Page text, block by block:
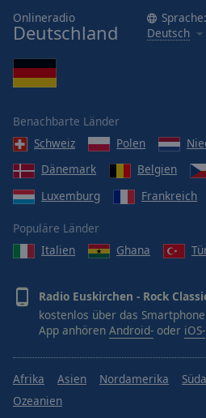
Onlineradio
Deutschland
Sprache:
Deutsch
Benachbarte Länder
Schweiz
Polen
Dänemark
Belgien
Luxemburg
Frankreich
Populäre Länder
Italien
Ghana
Radio Euskirchen - Rock
kostenlos über das
App anhören Android- oder iOS-
Afrika Asien Nordamerika
Ozeanien